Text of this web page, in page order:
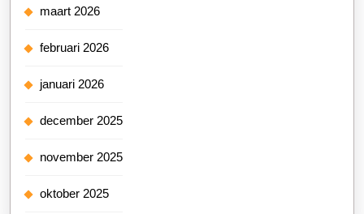
maart 2026
februari 2026
januari 2026
december 2025
november 2025
oktober 2025